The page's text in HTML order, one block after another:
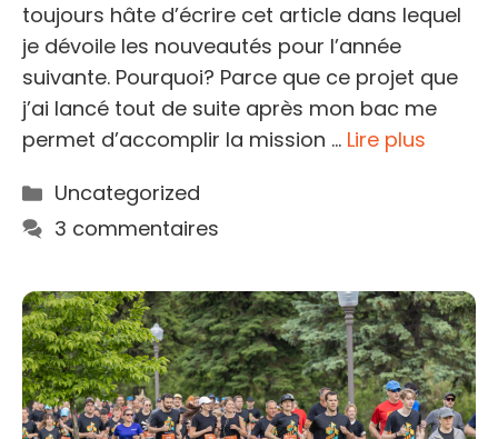
toujours hâte d’écrire cet article dans lequel
je dévoile les nouveautés pour l’année
suivante. Pourquoi? Parce que ce projet que
j’ai lancé tout de suite après mon bac me
permet d’accomplir la mission … Lire plus
Catégories
Uncategorized
3 commentaires